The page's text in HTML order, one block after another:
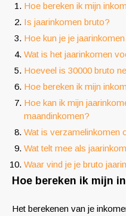
Hoe bereken ik mijn
Is jaarinkomen bruto?
Hoe kun je je
Wat is het jaarinkomen
Hoeveel is 30000 bruto
Hoe bereken ik mijn
Hoe kan ik mijn
maandinkomen?
Wat is verzamelinkomen
Wat telt mee als
Waar vind je je bruto
Hoe bereken ik mijn
Het berekenen van je